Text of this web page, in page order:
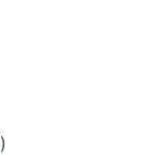
)